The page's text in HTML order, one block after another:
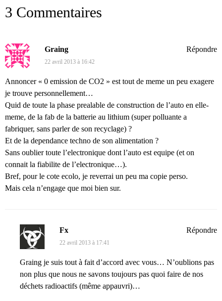
3 Commentaires
Graing
22 avril 2013 à 16:42
Annoncer « 0 emission de CO2 » est tout de meme un peu exagere
je trouve personnellement…
Quid de toute la phase prealable de construction de l’auto en elle-
meme, de la fab de la batterie au lithium (super polluante a
fabriquer, sans parler de son recyclage) ?
Et de la dependance techno de son alimentation ?
Sans oublier toute l’electronique dont l’auto est equipe (et on
connait la fiabilite de l’electronique…).
Bref, pour le cote ecolo, je reverrai un peu ma copie perso.
Mais cela n’engage que moi bien sur.
Répondre
Fx
22 avril 2013 à 17:41
Graing je suis tout à fait d’accord avec vous… N’oublions pas
non plus que nous ne savons toujours pas quoi faire de nos
déchets radioactifs (même appauvri)…
Répondre